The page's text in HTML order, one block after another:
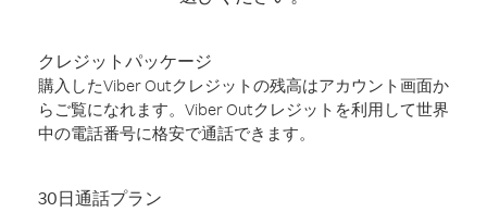
クレジットパッケージ
購入したViber Outクレジットの残高はアカウント画面か
らご覧になれます。Viber Outクレジットを利用して世界
中の電話番号に格安で通話できます。
30日通話プラン